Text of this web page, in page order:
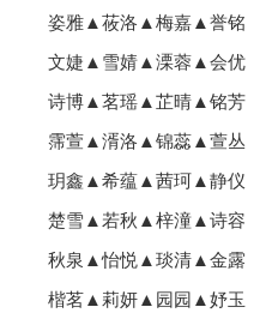
姿雅▲莜洛▲梅嘉▲誉铭
文婕▲雪婧▲溧蓉▲会优
诗博▲茗瑶▲芷晴▲铭芳
霈萱▲湑洛▲锦蕊▲萱丛
玥鑫▲希蕴▲茜珂▲静仪
楚雪▲若秋▲梓潼▲诗容
秋泉▲怡悦▲琰清▲金露
楷茗▲莉妍▲园园▲妤玉